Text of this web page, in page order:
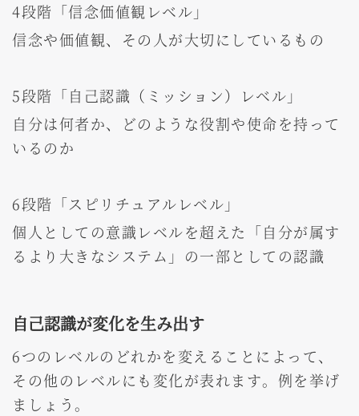
4段階「信念価値観レベル」
信念や価値観、その人が大切にしているもの
5段階「自己認識（ミッション）レベル」
自分は何者か、どのような役割や使命を持って
いるのか
6段階「スピリチュアルレベル」
個人としての意識レベルを超えた「自分が属す
るより大きなシステム」の一部としての認識
自己認識が変化を生み出す
6つのレベルのどれかを変えることによって、
その他のレベルにも変化が表れます。例を挙げ
ましょう。